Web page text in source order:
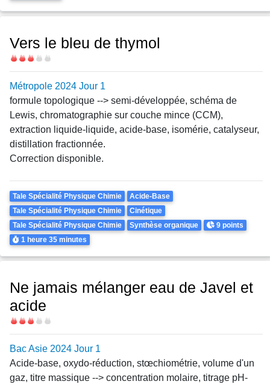
Vers le bleu de thymol
Difficulté
Métropole 2024 Jour 1
formule topologique --> semi-développée, schéma de
Lewis, chromatographie sur couche mince (CCM),
extraction liquide-liquide, acide-base, isomérie, catalyseur,
distillation fractionnée.
Correction disponible.
Theme
Tale Spécialité Physique Chimie
Acide-Base
Tale Spécialité Physique Chimie
Cinétique
Tale Spécialité Physique Chimie
Synthèse organique Points
9 points
Durée
1 heure 35 minutes
Ne jamais mélanger eau de Javel et
acide
Difficulté
Bac Asie 2024 Jour 1
Acide-base, oxydo-réduction, stœchiométrie, volume d'un
gaz, titre massique --> concentration molaire, titrage pH-